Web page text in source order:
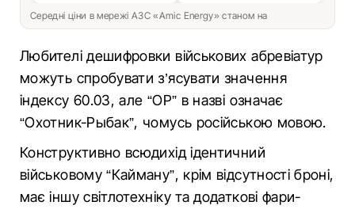
Середні ціни в мережі АЗС «Amic Energy» станом на
Любителі дешифровки військових абревіатур
можуть спробувати з’ясувати значення
індексу 60.03, але “ОР” в назві означає
“Охотник-Рыбак”, чомусь російською мовою.
Конструктивно всюдихід ідентичний
військовому “Кайману”, крім відсутності броні,
має іншу світлотехніку та додаткові фари-